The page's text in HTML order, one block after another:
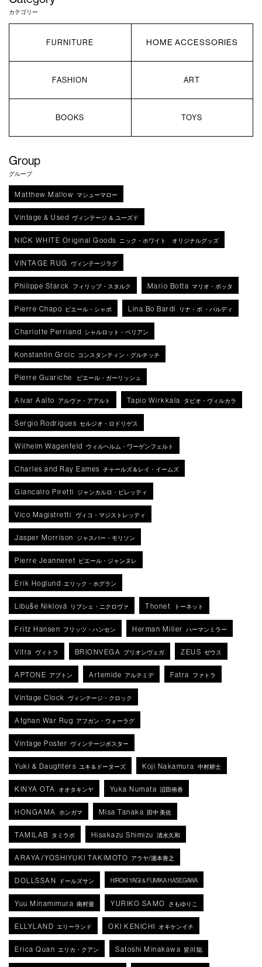
カテゴリー
FURNITURE HOME ACCESSORIES
FASHION ART
BOOKS TOYS
Group
グループ
Matthew Mallow マシューマロー
Vintage & Used ヴィンテージ ＆ ユーズド
NICK WHITE Original Goods ニック・ホワイト オリジナルグッズ
VINTAGE RUG ヴィンテージラグ
Philippe Starck フィリップ・スタルク Mario Botta マリオ・ボッタ
Pierre Chapo ピエール・シャポ Lina Bo Bardi リナ・ボ ・バルディ
Charlotte Perriand シャルロット・ペリアン
Konstantin Grcic コンスタンティン・グルチッチ
Pierre Guariche ピエール・ガーリッシュ
Alvar Aalto アルヴァ・アアルト Tapio Wirkkala タピオ・ヴィルカラ
Sergio Rodrigues セルジオ・ロドリゲス
Wilhelm Wagenfeld ウィルヘルム・ワーゲンフェルト
Charles and Ray Eames チャールズ＆レイ・イームズ
Giancalro Piretti ジャンカルロ・ピレッティ
Vico Magistretti ヴィコ・マジストレッティ
Jasper Morrison ジャスパー・モリソン
Pierre Jeanneret ピエール・ジャンヌレ
Erik Hoglund エリック・ホグラン
Libuše Niklová リブシェ・ニクロヴァ Thonet トーネット
Fritz Hansen フリッツ・ハンセン Herman Miller ハーマンミラー
Vitra ヴィトラ BRIONVEGA ブリオンヴェガ ZEUS ゼウス
APTONE アプトン Artemide アルテミデ Fatra ファトラ
Vintage Clock ヴィンテージ・クロック
Afghan War Rug アフガン・ウォーラグ
Vintage Poster ヴィンテージポスター
Yuki & Daughters ユキ＆ドーターズ Koji Nakamura 中村耕士
KINYA OTA オオタキンヤ Yuka Numata 沼田侑香
HONGAMA ホンガマ Misa Tanaka 田中 美佐
TAMILAB タミラボ Hisakazu Shimizu 清水久和
ARAYA/YOSHIYUKI TAKIMOTO アラヤ/瀧本善之
DOLLSSAN ドールズサン HIROKI YAGI & FUMIKA HASEGAWA
Yuu Minamimura 南村遊 YURIKO SAMO さもゆりこ
ELLYLAND エリーランド OKI KENICHI オキケンイチ
Erica Quan エリカ・クアン Satoshi Minakawa 皆川 聡